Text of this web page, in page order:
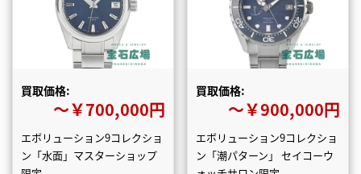
買取価格:
〜￥700,000円
エボリューション9コレクショ
ン「水面」マスターショップ
買取価格:
〜￥900,000円
エボリューション9コレクショ
ン「潮パターン」 セイコーウ